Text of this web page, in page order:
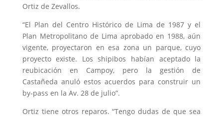
Ortiz de Zevallos.
“El Plan del Centro Histórico de Lima de 1987 y el
Plan Metropolitano de Lima aprobado en 1988, aún
vigente, proyectaron en esa zona un parque, cuyo
proyecto existe. Los shipibos habían aceptado la
reubicación en Campoy, pero la gestión de
Castañeda anuló estos acuerdos para construir un
by-pass en la Av. 28 de julio”.
Ortiz tiene otros reparos. “Tengo dudas de que sea